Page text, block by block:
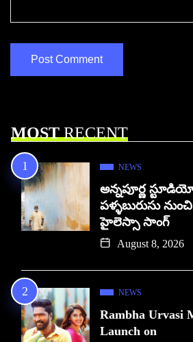
MOSTRECENT
NEWS
అన్నపూర్ణ
పళ్ళబురుసు
హైలెస్సా సాంగ్
August 8, 2026
NEWS
Rambha Urvasi
Launch on